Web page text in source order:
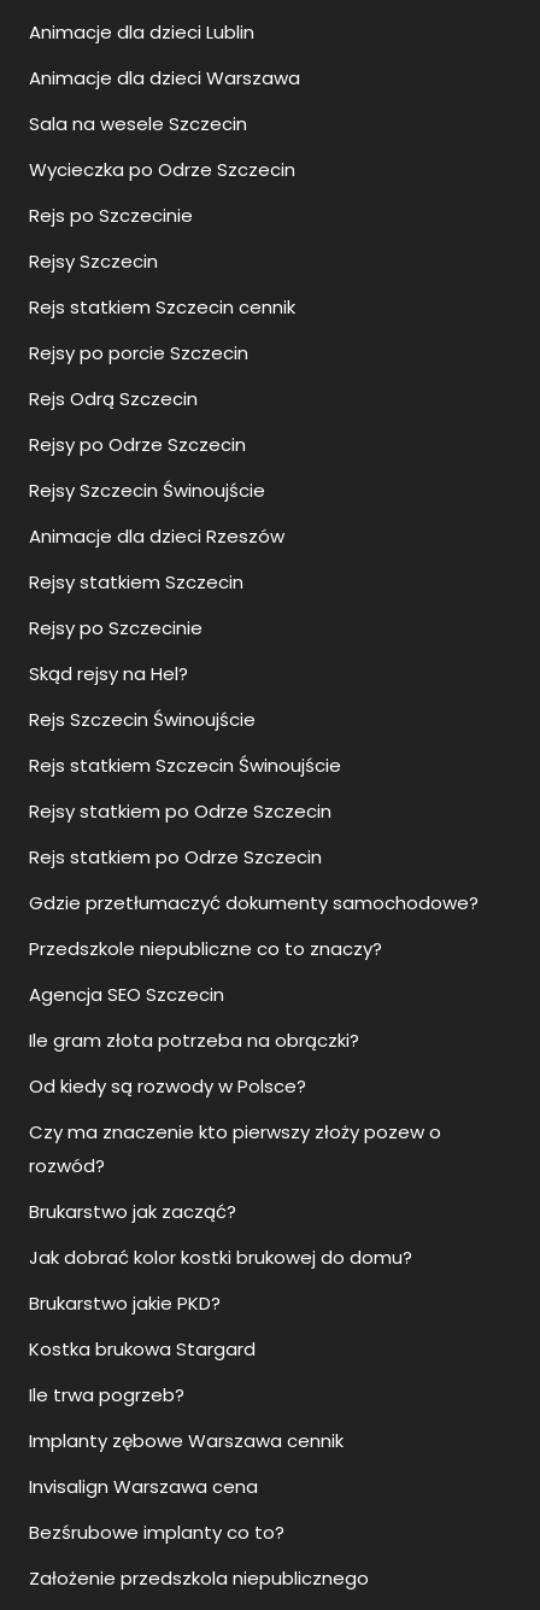
Animacje dla dzieci Lublin
Animacje dla dzieci Warszawa
Sala na wesele Szczecin
Wycieczka po Odrze Szczecin
Rejs po Szczecinie
Rejsy Szczecin
Rejs statkiem Szczecin cennik
Rejsy po porcie Szczecin
Rejs Odrą Szczecin
Rejsy po Odrze Szczecin
Rejsy Szczecin Świnoujście
Animacje dla dzieci Rzeszów
Rejsy statkiem Szczecin
Rejsy po Szczecinie
Skąd rejsy na Hel?
Rejs Szczecin Świnoujście
Rejs statkiem Szczecin Świnoujście
Rejsy statkiem po Odrze Szczecin
Rejs statkiem po Odrze Szczecin
Gdzie przetłumaczyć dokumenty samochodowe?
Przedszkole niepubliczne co to znaczy?
Agencja SEO Szczecin
Ile gram złota potrzeba na obrączki?
Od kiedy są rozwody w Polsce?
Czy ma znaczenie kto pierwszy złoży pozew o
rozwód?
Brukarstwo jak zacząć?
Jak dobrać kolor kostki brukowej do domu?
Brukarstwo jakie PKD?
Kostka brukowa Stargard
Ile trwa pogrzeb?
Implanty zębowe Warszawa cennik
Invisalign Warszawa cena
Bezśrubowe implanty co to?
Założenie przedszkola niepublicznego